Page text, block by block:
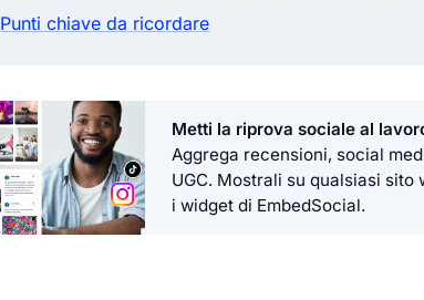
Punti chiave da ricordare
Metti la riprova sociale al
Aggrega recensioni, social
UGC. Mostrali su qualsiasi sito
i widget di EmbedSocial.